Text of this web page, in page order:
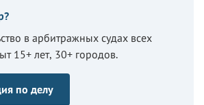
в арбитражных судах всех
15+ лет, 30+ городов.
по делу